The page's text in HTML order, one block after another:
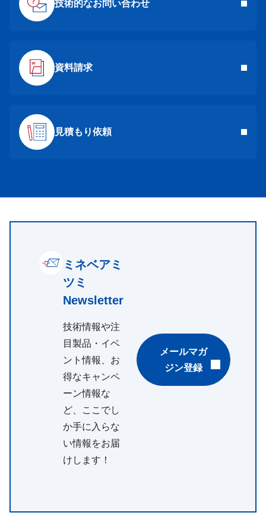
技術的なお問い合わせ
資料請求
見積もり依頼
ミネベアミ
ツミ
Newsletter
技術情報や注
目製品・イベ
ント情報、お
得なキャンペ
ーン情報な
ど、ここでし
か手に入らな
い情報をお届
けします！
メールマガ
ジン登録